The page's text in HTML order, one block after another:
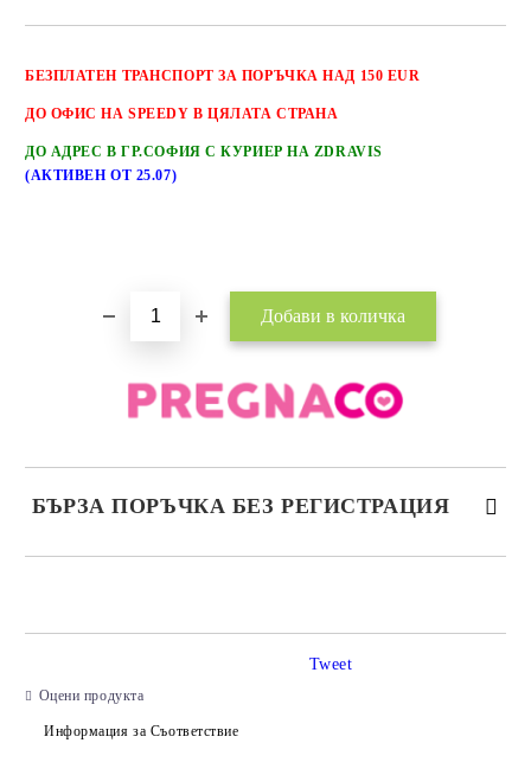
БЕЗПЛАТЕН ТРАНСПОРТЗА ПОРЪЧКА НАД 150 EUR
ДО ОФИС НА SPEEDY В ЦЯЛАТА СТРАНА
ДО АДРЕС В ГР.СОФИЯ С КУРИЕР НА ZDRAVIS
(АКТИВЕН ОТ 25.07)
БЪРЗА ПОРЪЧКА БЕЗ РЕГИСТРАЦИЯ
Съгласен съм с
Ние ще се свържем с вас в рамките на работния ден.
Оцени продукта
Информация за Съответствие
Tweet